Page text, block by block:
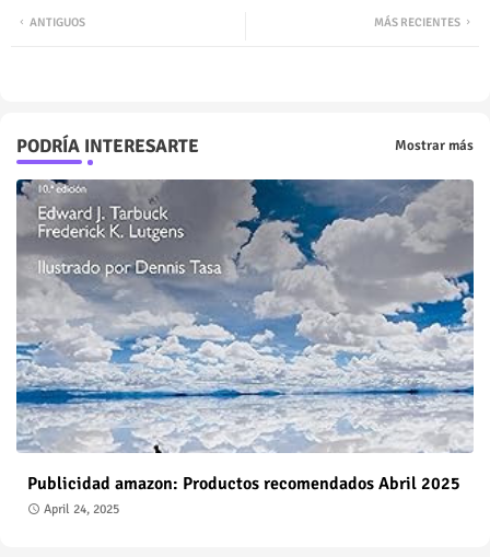
MÁS RECIENTES
ANTIGUOS
PODRÍA INTERESARTE Mostrar más
Publicidad amazon: Productos recomendados Abril 2025
April 24, 2025